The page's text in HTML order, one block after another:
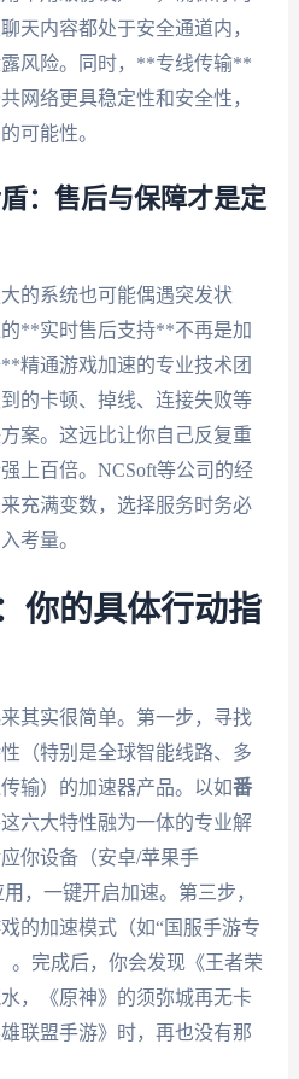
天内容都处于安全通道内，
风险。同时，**专线传输**
网络更具稳定性和安全性，
可能性。
：售后与保障才是定
的系统也可能偶遇突发状
**实时售后支持**不再是加
精通游戏加速的专业技术团
的卡顿、掉线、连接失败等
案。这远比让你自己反复重
上百倍。NCSoft等公司的经
充满变数，选择服务时务必
考量。
你的具体行动指
其实很简单。第一步，寻找
（特别是全球智能线路、多
输）的加速器产品。以如番
六大特性融为一体的专业解
你设备（安卓/苹果手
，一键开启加速。第三步，
的加速模式（如“国服手游专
。完成后，你会发现《王者荣
，《原神》的须弥城再无卡
联盟手游》时，再也没有那